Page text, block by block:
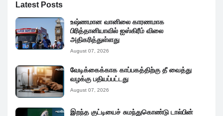
Latest Posts
உஷ்ணமான வானிலை காரணமாக
பிரித்தானியாவில் ஐஸ்கிரீம் விலை
அதிகரித்துள்ளது
August 07, 2026
வேடிக்கைக்காக காப்பகத்திற்கு தீ வைத்து
வழக்கு பதியப்பட்டது
August 07, 2026
இறந்த குட்டியைச் சுமந்துகொண்டு டால்பின்